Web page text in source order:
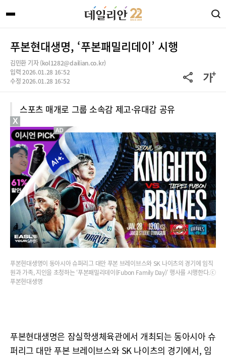
푸본현대생명, ‘푸본패밀리데이’ 시행
김민환 기자 (kol1282@dailian.co.kr)
입력 2026.01.28 16:52
수정 2026.01.28 16:52
스포츠 매개로 그룹 소속감 제고·유대감 공유
푸본현대생명이 동아시아 슈퍼리그 대만 푸본 브레이브스와 SK 나이츠의 경기에 임직
원과 가족, 지인을 초청하는 ‘푸본패밀리데이(Fubon Family Day)’ 행사를 시행한다.ⓒ
푸본현대생명
푸본현대생명은 잠실학생체육관에서 개최되는 동아시아 슈
퍼리그 대만 푸본 브레이브스와 SK 나이츠의 경기에서, 임
X